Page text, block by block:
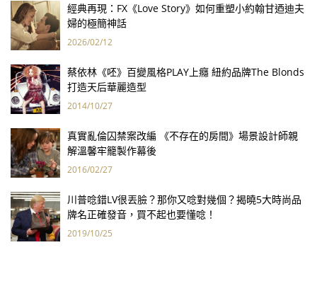
經典再現：FX《Love Story》如何重塑小約翰甘迺迪夫
婦的極簡神話
2026/02/12
蔡依林《呸》百變風格PLAY上癮 紐約品牌The Blonds
打造天后華麗造型
2014/10/27
真實亂倫囚禁案改編 《不存在的房間》場景設計師親
解溫馨牢籠製作幕後
2016/02/27
川普唸錯LV很丟臉？那你又唸對幾個？揭曉5大時尚品
牌名正確發音，買不起也要懂唸！
2019/10/25